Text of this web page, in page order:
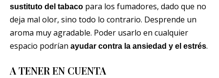
sustituto del tabaco para los fumadores, dado que no
deja mal olor, sino todo lo contrario. Desprende un
aroma muy agradable. Poder usarlo en cualquier
espacio podrían ayudar contra la ansiedad y el estrés.
A TENER EN CUENTA